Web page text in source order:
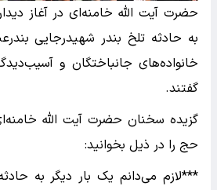
حضرت آیت الله خامنه‌ای در آغاز
به حادثه تلخ بندر شهیدرجایی
خانواده‌های جانباختگان و
گفتند.
گزیده سخنان حضرت آیت الله خامنه‌ای
حج را در ذیل بخوانید:
***لازم می‌دانم یک بار دیگر به